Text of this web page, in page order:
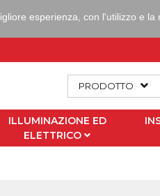
esperienza, con l'utilizzo e
PRODOTTO
ILLUMINAZIONE ED
ELETTRICO